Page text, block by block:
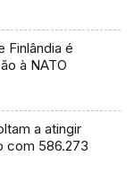
Finlândia é
à NATO
a atingir
com 586.273